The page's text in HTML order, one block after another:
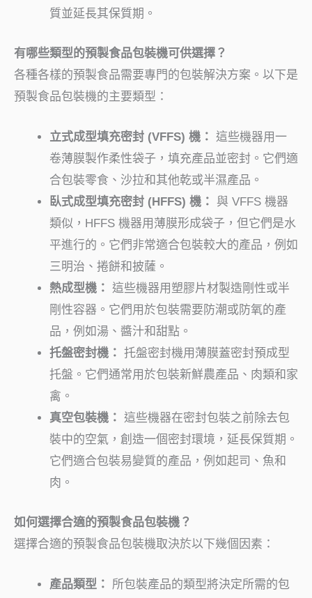
質並延長其保質期。
有哪些類型的預製食品包裝機可供選擇？
各種各樣的預製食品需要專門的包裝解決方案。以下是
預製食品包裝機的主要類型：
立式成型填充密封 (VFFS) 機： 這些機器用一
卷薄膜製作柔性袋子，填充產品並密封。它們適
合包裝零食、沙拉和其他乾或半濕產品。
臥式成型填充密封 (HFFS) 機： 與 VFFS 機器
類似，HFFS 機器用薄膜形成袋子，但它們是水
平進行的。它們非常適合包裝較大的產品，例如
三明治、捲餅和披薩。
熱成型機： 這些機器用塑膠片材製造剛性或半
剛性容器。它們用於包裝需要防潮或防氧的產
品，例如湯、醬汁和甜點。
托盤密封機： 托盤密封機用薄膜蓋密封預成型
托盤。它們通常用於包裝新鮮農產品、肉類和家
禽。
真空包裝機： 這些機器在密封包裝之前除去包
裝中的空氣，創造一個密封環境，延長保質期。
它們適合包裝易變質的產品，例如起司、魚和
肉。
如何選擇合適的預製食品包裝機？
選擇合適的預製食品包裝機取決於以下幾個因素：
產品類型： 所包裝產品的類型將決定所需的包